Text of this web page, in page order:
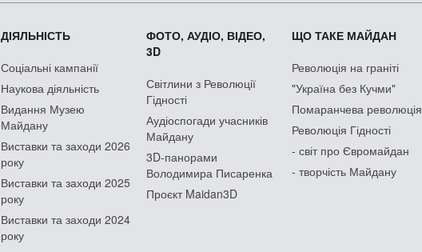
ДІЯЛЬНІСТЬ
Соціальні кампанії
Наукова діяльність
Видання Музею
Майдану
Виставки та заходи 2026
року
Виставки та заходи 2025
року
Виставки та заходи 2024
року
ФОТО, АУДІО, ВІДЕО,
3D
Світлини з Революції
Гідності
Аудіоспогади учасників
Майдану
3D-панорами
Володимира Писаренка
Проєкт Maidan3D
ЩО ТАКЕ МАЙДАН
Революція на граніті
"Україна без Кучми"
Помаранчева революція
Революція Гідності
- світ про Євромайдан
- творчість Майдану